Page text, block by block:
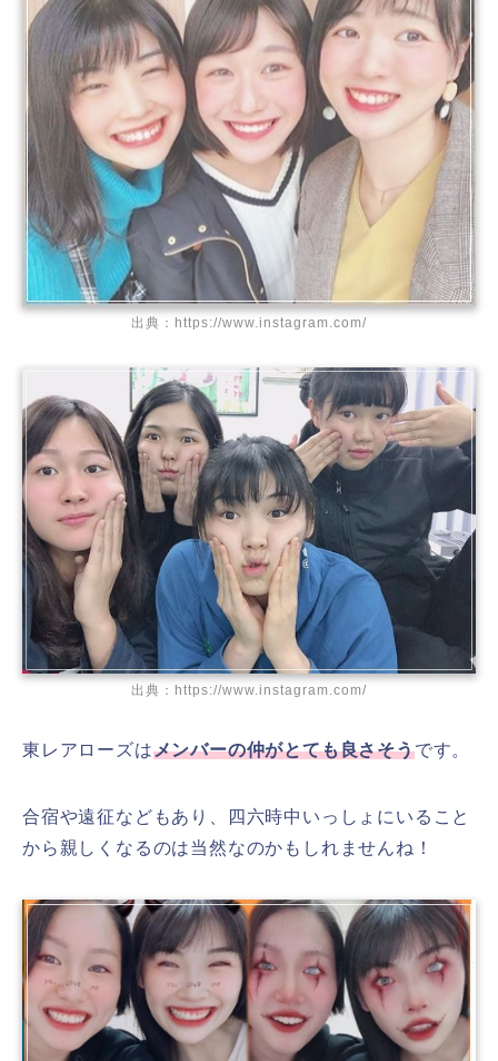
出典：https://www.instagram.com/
出典：https://www.instagram.com/
東レアローズはメンバーの仲がとても良さそうです。
合宿や遠征などもあり、四六時中いっしょにいること
から親しくなるのは当然なのかもしれませんね！